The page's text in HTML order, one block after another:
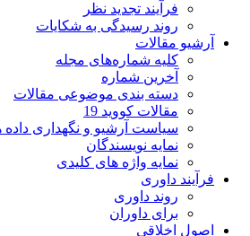
فرآیند تجدید نظر
روند رسیدگی به شکایات
آرشیو مقالات
کلیه شماره‌های مجله
آخرین شماره
دسته بندی موضوعی مقالات
مقالات کووید 19
سیاست آرشیو و نگهداری داده ها
نمایه نویسندگان
نمایه واژه های کلیدی
فرآیند داوری
روند داوری
برای داوران
اصول اخلاقی